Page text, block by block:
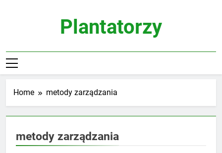
Plantatorzy
Home metody zarządzania
metody zarządzania